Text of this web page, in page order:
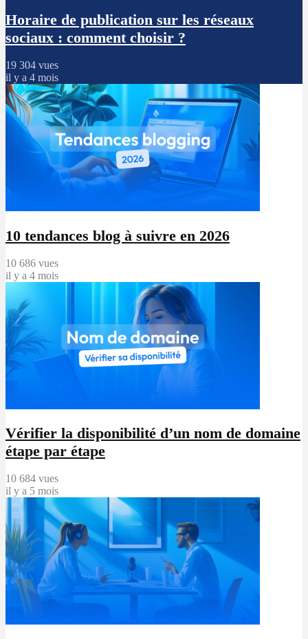
Horaire de publication sur les réseaux
sociaux : comment choisir ?
19 304 vues
il y a 4 mois
10 tendances blog à suivre en 2026
10 686 vues
il y a 4 mois
Vérifier la disponibilité d’un nom de domaine
étape par étape
10 684 vues
il y a 5 mois